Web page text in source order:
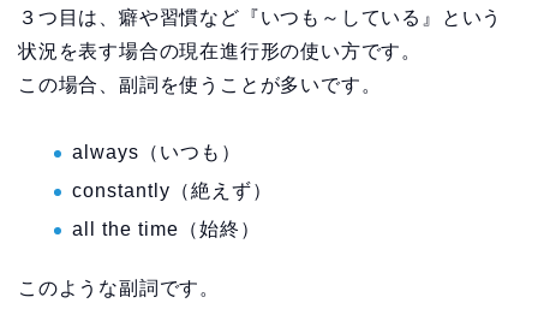
３つ目は、癖や習慣など『いつも～している』という
状況を表す場合の現在進行形の使い方です。
この場合、副詞を使うことが多いです。
always（いつも）
constantly（絶えず）
all the time（始終）
このような副詞です。